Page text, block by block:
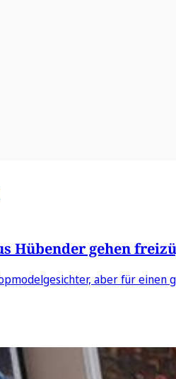
Hübender gehen
aber für einen